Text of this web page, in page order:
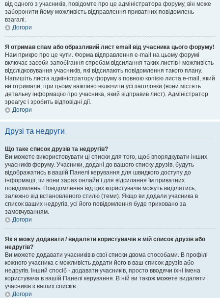
від одного з учасників, повідомте про це адміністратора форуму, він може
заборонити йому можливість відправлення приватних повідомлень
взагалі.
Догори
Я отримав спам або образливий лист email від учасника цього форуму!
Нам прикро про це чути. Форма відправлення e-mail на цьому форумі
включає засоби запобігання спробам відсилання таких листів і можливість
відслідковування учасників, які відсилають повідомлення такого плану.
Напишіть листа адміністратору форуму з повною копією листа e-mail, який
ви отримали, при цьому важливо включити усі заголовки (вони містять
детальну інформацію про учасника, який відправив лист). Адміністратор
зреагує і зробить відповідні дії.
Догори
Друзі та недруги
Що таке список друзів та недругів?
Ви можете використовувати ці списки для того, щоб впорядкувати інших
учасників форуму. Учасники, додані до вашого списку друзів, будуть
відображатись в вашій Панелі керування для швидкого доступу до
інформації, чи вони зараз онлайн і для відсилання їм приватних
повідомлень. Повідомлення від цих користувачів можуть виділятись,
залежно від встановленого стилю (теми). Якщо ви додали учасника в
список ваших недругів, усі його повідомлення буде приховано за
замовчуванням.
Догори
Як я можу додавати / видаляти користувачів в мій список друзів або
недругів?
Ви можете додавати учасників в свої списки двома способами. В профілі
кожного учасника є можливість додати його в ваш список друзів або
недругів. Інший спосіб - додавати учасників, просто вводячи їхні імена
користувача в вашій Панелі керування. В ній ви також можете видаляти
учасників з ваших списків.
Догори